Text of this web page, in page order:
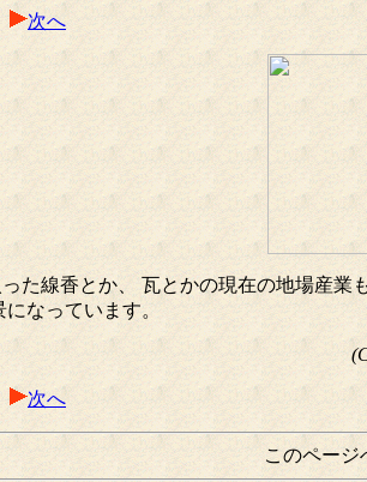
次へ
た線香とか、 瓦とかの現在の地場産業
なっています。
次へ
このページ